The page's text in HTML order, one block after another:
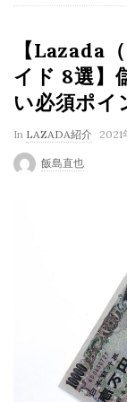
【Lazada
イド 8選】
い必須ポイ
In LAZADA紹介 P
D
a
t
e
2021
飯島直也